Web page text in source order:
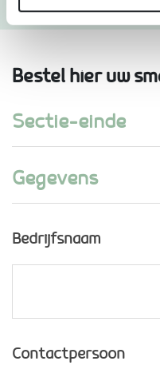
Bestel hier uw
Sectie-einde
Gegevens
Bedrijfsnaam
Contactpersoon